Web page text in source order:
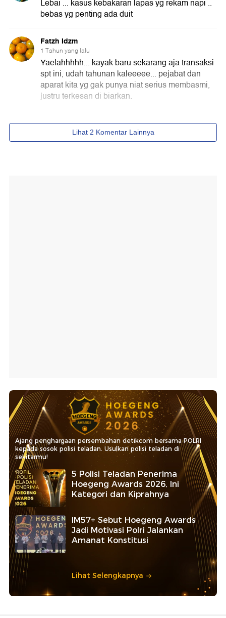
Ajang penghargaan persembahan detikcom bersama POLRI
kepada sosok polisi teladan. Usulkan polisi teladan di
sekitarmu!
5 Polisi Teladan Penerima
Hoegeng Awards 2026, Ini
Kategori dan Kiprahnya
IM57+ Sebut Hoegeng Awards
Jadi Motivasi Polri Jalankan
Amanat Konstitusi
Lihat Selengkapnya